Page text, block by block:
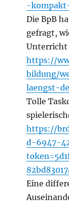
-
Die BpB
gefragt,
Unterricht
https://
bildung/
laengst-
Tolle
https://
d-6947-
Eine